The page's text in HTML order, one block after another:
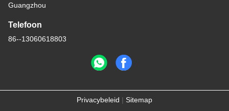
Guangzhou
Telefoon
86--13060618803
Privacybeleid | Sitemap